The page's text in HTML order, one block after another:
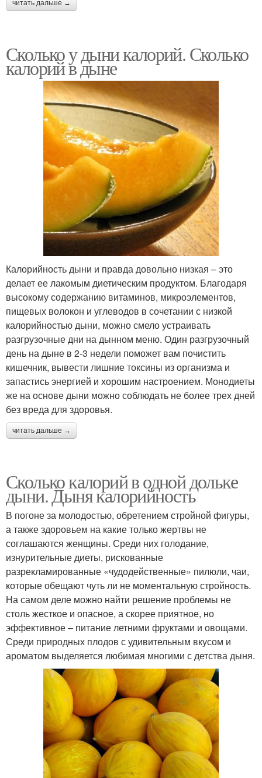
читать дальше →
Сколько у дыни калорий. Сколько
калорий в дыне
Калорийность дыни и правда довольно низкая – это
делает ее лакомым диетическим продуктом. Благодаря
высокому содержанию витаминов, микроэлементов,
пищевых волокон и углеводов в сочетании с низкой
калорийностью дыни, можно смело устраивать
разгрузочные дни на дынном меню. Один разгрузочный
день на дыне в 2-3 недели поможет вам почистить
кишечник, вывести лишние токсины из организма и
запастись энергией и хорошим настроением. Монодиеты
же на основе дыни можно соблюдать не более трех дней
без вреда для здоровья.
читать дальше →
Сколько калорий в одной дольке
дыни. Дыня калорийность
В погоне за молодостью, обретением стройной фигуры,
а также здоровьем на какие только жертвы не
соглашаются женщины. Среди них голодание,
изнурительные диеты, рискованные
разрекламированные «чудодейственные» пилюли, чаи,
которые обещают чуть ли не моментальную стройность.
На самом деле можно найти решение проблемы не
столь жесткое и опасное, а скорее приятное, но
эффективное – питание летними фруктами и овощами.
Среди природных плодов с удивительным вкусом и
ароматом выделяется любимая многими с детства дыня.